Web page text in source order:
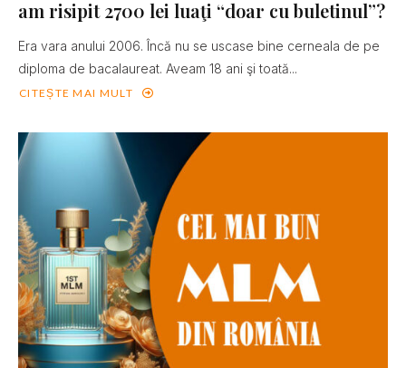
am risipit 2700 lei luaţi “doar cu buletinul”?
Era vara anului 2006. Încă nu se uscase bine cerneala de pe
diploma de bacalaureat. Aveam 18 ani şi toată...
CITEȘTE MAI MULT